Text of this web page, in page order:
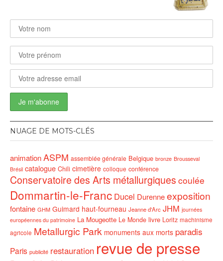
NUAGE DE MOTS-CLÉS
animationASPM assemblée générale Belgique bronze Brousseval
Brésil catalogue Chili cimetière colloque conférence
Conservatoire des Arts métallurgiques coulée
Dommartin-le-Franc Ducel Durenneexposition
fontaine GHM Guimard haut-fourneau Jeanne d'Arc JHM journées
européennes du patrimoine La Mougeotte Le Monde livre Loritz machinisme
agricole Metallurgic Park monuments aux morts paradis
Paris publicité restauration revue de presse